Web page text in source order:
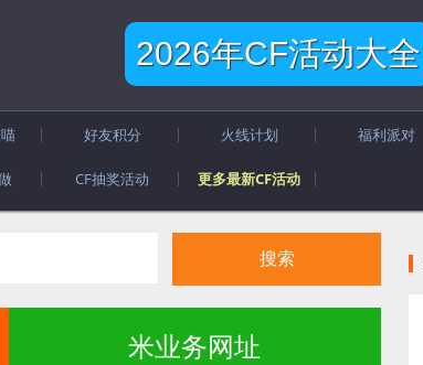
2026年CF活动大全
好友积分 火线计划 福利派对
CF抽奖活动 更多最新CF活动
米业务网址